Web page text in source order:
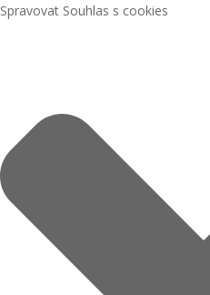
Spravovat Souhlas s cookies